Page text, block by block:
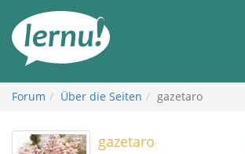
Inhalt
Forum Über die Seiten gazetaro
gazetaro